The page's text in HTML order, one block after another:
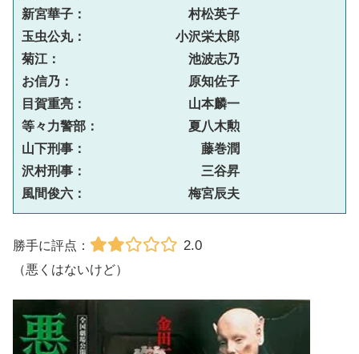
新宮華子：　　　　　　　　村松英子
玉虫公丸：　　　　　　　小沢栄太郎
菊江：　　　　　　　　　　池波志乃
お信乃：　　　　　　　　　原知佐子
目賀重亮：　　　　　　　　山本麟一
等々力警部：　　　　　　　夏八木勲
山下刑事：　　　　　　　　　藤巻潤
沢村刑事：　　　　　　　　　三谷昇
風間俊六：　　　　　　　　梅宮辰夫
勝手に評点： 2.0
（悪くはないけど）